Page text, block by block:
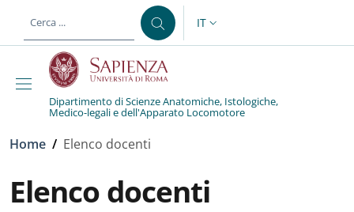
al contenuto principale
SELETTORE LINGUA:
IT
Dipartimento di Scienze Anatomiche, Istologiche,
Medico-legali e dell'Apparato Locomotore
Briciole di pane
Home / Elenco docenti
Elenco docenti